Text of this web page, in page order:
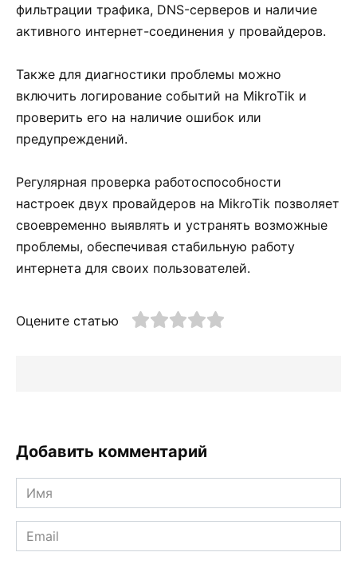
фильтрации трафика, DNS-серверов и наличие
активного интернет-соединения у провайдеров.
Также для диагностики проблемы можно
включить логирование событий на MikroTik и
проверить его на наличие ошибок или
предупреждений.
Регулярная проверка работоспособности
настроек двух провайдеров на MikroTik позволяет
своевременно выявлять и устранять возможные
проблемы, обеспечивая стабильную работу
интернета для своих пользователей.
Оцените статью
Добавить комментарий
Имя
*
Email
*